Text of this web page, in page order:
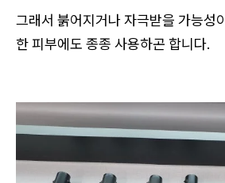
그래서 붉어지거나 자극받을 가능성
한 피부에도 종종 사용하곤 합니다.